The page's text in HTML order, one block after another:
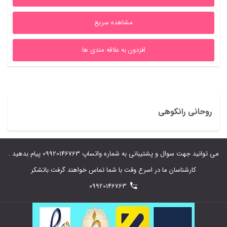
مشاهده سریع
افزدون به علاقه مندی ها
روحانی رانکوهی
می توانید جهت سوال و پشتیبانی به شماره واتساپ 09920146763 پیام بدهید .
کارشناسان ما در اسرع وقت با شما تماس خواهند گرفت.باتشکر
09920146763